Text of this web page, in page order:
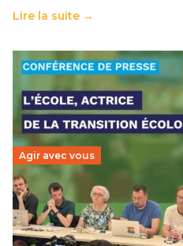
Lire la suite →
Agir avec vous
Transition écologique de
Éducation fait bouger les
30 juin 2026-National